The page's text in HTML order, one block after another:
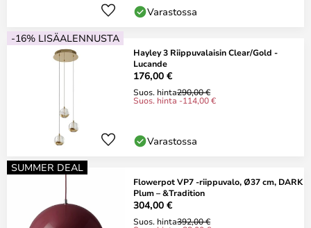
Varastossa
-16% LISÄALENNUSTA
Hayley 3 Riippuvalaisin Clear/Gold -
Lucande
176,00 €
Suos. hinta290,00 €
Suos. hinta -114,00 €
Varastossa
SUMMER DEAL
Flowerpot VP7 -riippuvalo, Ø37 cm, DARK
Plum – &Tradition
304,00 €
Suos. hinta392,00 €